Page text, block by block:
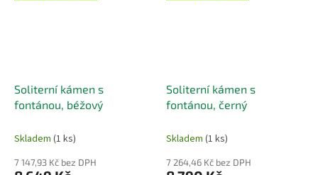
Soliterní kámen s
fontánou, béžový
Skladem (1 ks)
7 147,93 Kč bez DPH
Soliterní kámen s
fontánou, černý
Skladem (1 ks)
7 264,46 Kč bez DPH